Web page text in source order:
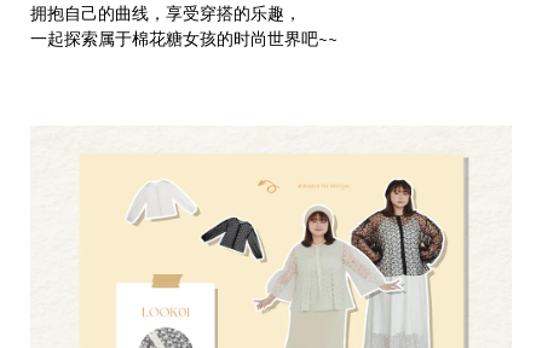
拥抱自己的曲线，享受穿搭的乐趣，
一起探索属于棉花糖女孩的时尚世界吧~~